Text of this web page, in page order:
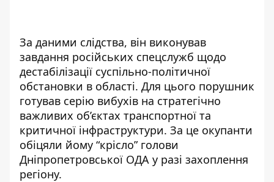
За даними слідства, він виконував
завдання російських спецслужб щодо
дестабілізації суспільно-політичної
обстановки в області. Для цього порушник
готував серію вибухів на стратегічно
важливих об’єктах транспортної та
критичної інфраструктури. За це окупанти
обіцяли йому “крісло” голови
Дніпропетровської ОДА у разі захоплення
регіону.